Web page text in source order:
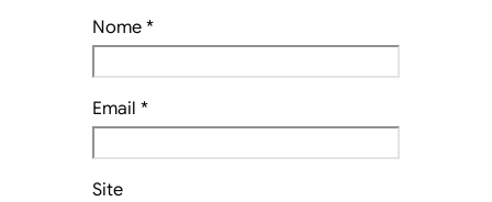
Nome *
Email *
Site